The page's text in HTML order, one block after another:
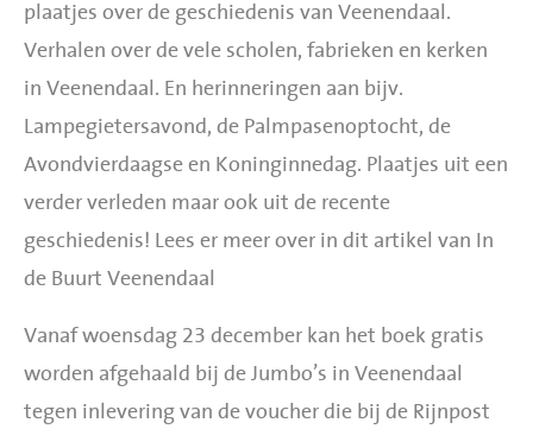
plaatjes over de geschiedenis van Veenendaal.
Verhalen over de vele scholen, fabrieken en kerken
in Veenendaal. En herinneringen aan bijv.
Lampegietersavond, de Palmpasenoptocht, de
Avondvierdaagse en Koninginnedag. Plaatjes uit een
verder verleden maar ook uit de recente
geschiedenis! Lees er meer over in dit artikel van In
de Buurt Veenendaal
Vanaf woensdag 23 december kan het boek gratis
worden afgehaald bij de Jumbo’s in Veenendaal
tegen inlevering van de voucher die bij de Rijnpost